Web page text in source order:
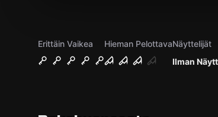
Erittäin Vaikea
Hieman Pelottava
Ilman
Näyttelijät